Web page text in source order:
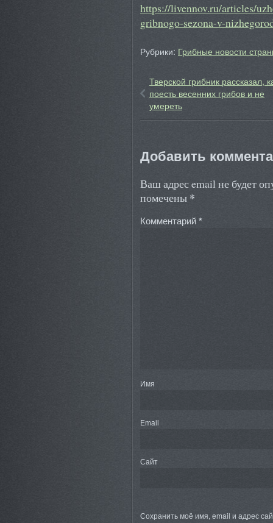
https://livennov.ru/articles/
gribnogo-sezona-v-
Рубрики: Грибные новости
Тверской грибник рассказал,
поесть весенних грибов и не
умереть
Добавить
Ваш адрес email не будет
помечены *
Комментарий*
Имя
Email
Сайт
Сохранить моё имя, email и адрес